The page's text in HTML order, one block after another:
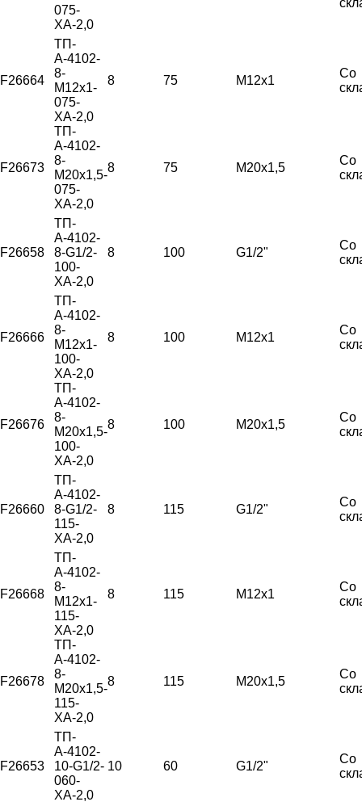
075-
ХА-2,0
F26664
ТП-
А-4102-
8-
М12х1-
075-
ХА-2,0
8 75 М12х1
Со
F26673
ТП-
А-4102-
8-
М20х1,5-
075-
ХА-2,0
8 75 М20х1,5
Со
F26658
ТП-
А-4102-
8-G1/2-
100-
ХА-2,0
8 100 G1/2"
Со
F26666
ТП-
А-4102-
8-
М12х1-
100-
ХА-2,0
8 100 М12х1
Со
F26676
ТП-
А-4102-
8-
М20х1,5-
100-
ХА-2,0
8 100 М20х1,5
Со
F26660
ТП-
А-4102-
8-G1/2-
115-
ХА-2,0
8 115 G1/2"
Со
F26668
ТП-
А-4102-
8-
М12х1-
115-
ХА-2,0
8 115 М12х1
Со
F26678
ТП-
А-4102-
8-
М20х1,5-
115-
ХА-2,0
8 115 М20х1,5
Со
F26653
ТП-
А-4102-
10-G1/2-
060-
ХА-2,0
10 60 G1/2"
Со